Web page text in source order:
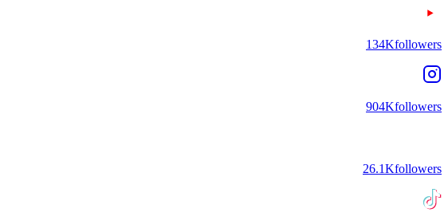
134Kfollowers
904Kfollowers
26.1Kfollowers